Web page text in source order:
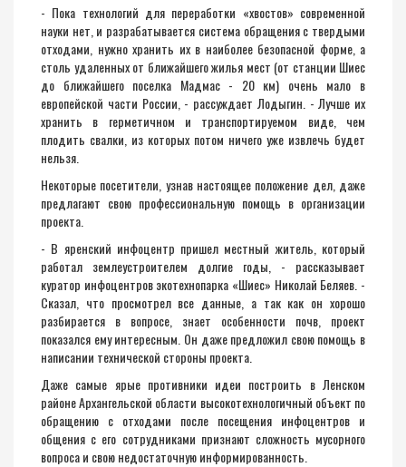
- Пока технологий для переработки «хвостов» современной
науки нет, и разрабатывается система обращения с твердыми
отходами, нужно хранить их в наиболее безопасной форме, а
столь удаленных от ближайшего жилья мест (от станции Шиес
до ближайшего поселка Мадмас - 20 км) очень мало в
европейской части России, - рассуждает Лодыгин. - Лучше их
хранить в герметичном и транспортируемом виде, чем
плодить свалки, из которых потом ничего уже извлечь будет
нельзя.
Некоторые посетители, узнав настоящее положение дел, даже
предлагают свою профессиональную помощь в организации
проекта.
- В яренский инфоцентр пришел местный житель, который
работал землеустроителем долгие годы, - рассказывает
куратор инфоцентров экотехнопарка «Шиес» Николай Беляев. -
Сказал, что просмотрел все данные, а так как он хорошо
разбирается в вопросе, знает особенности почв, проект
показался ему интересным. Он даже предложил свою помощь в
написании технической стороны проекта.
Даже самые ярые противники идеи построить в Ленском
районе Архангельской области высокотехнологичный объект по
обращению с отходами после посещения инфоцентров и
общения с его сотрудниками признают сложность мусорного
вопроса и свою недостаточную информированность.